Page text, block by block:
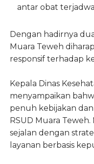
antar obat
Dengan hadirnya
Muara Teweh
responsif terhadap
Kepala Dinas
menyampaikan
penuh kebijakan
RSUD Muara
sejalan dengan
layanan berbasis